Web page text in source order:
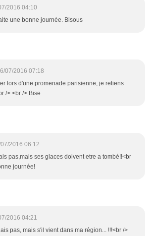
2016 04:10
une bonne journée. Bisous
07/2016 07:18
lors d'une promenade parisienne, je retiens
/> <br /> Bise
2016 06:12
pas,mais ses glaces doivent etre a tombé!!<br
journée!
2016 04:21
pas, mais s'il vient dans ma région... !!!<br />